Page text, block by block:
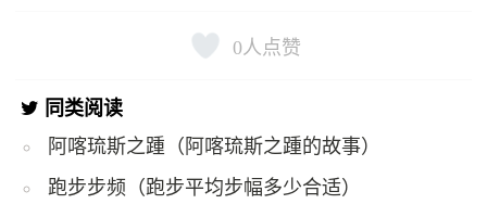
0人点赞
同类阅读
阿喀琉斯之踵（阿喀琉斯之踵的故事）
跑步步频（跑步平均步幅多少合适）